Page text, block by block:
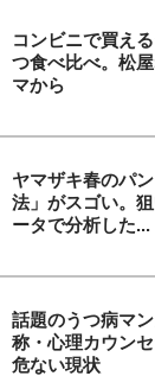
コンビニで買え
つ食べ比べ。松
マから
ヤマザキ春のパ
法」がスゴい。
ータで分析した...
話題のうつ病マ
称・心理カウン
危ない現状